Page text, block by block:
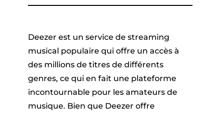
Deezer est un service de streaming
musical populaire qui offre un accès à
des millions de titres de différents
genres, ce qui en fait une plateforme
incontournable pour les amateurs de
musique. Bien que Deezer offre